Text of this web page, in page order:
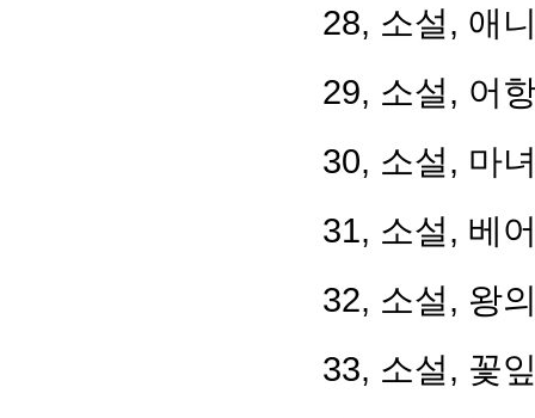
28, 소설, 애
29, 소설, 어
30, 소설, 마
31, 소설, 베
32, 소설, 왕
33, 소설, 꽃